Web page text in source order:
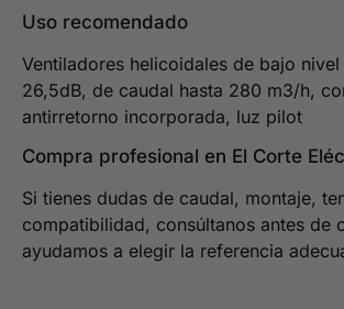
Uso recomendado
Ventiladores helicoidales de bajo
26,5dB, de caudal hasta 280 m3/h,
antirretorno incorporada, luz pilot
Compra profesional en El Corte
Si tienes dudas de caudal, montaje,
compatibilidad, consúltanos antes de
ayudamos a elegir la referencia